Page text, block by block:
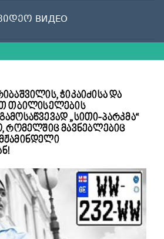
ВИДЕО
ჭიკაიძისა და
თბილისელების
„სითი-პარკმა“
რომელშიც მავნებლებიც